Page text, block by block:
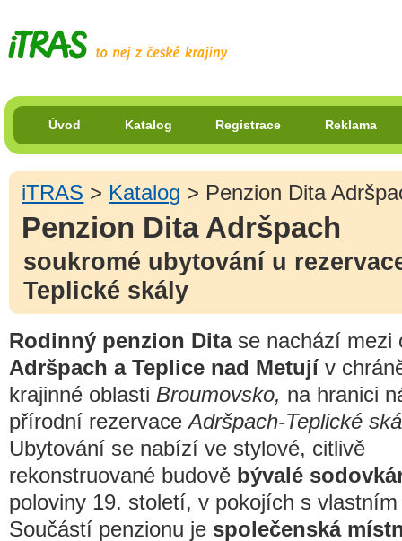
Úvod Katalog Registrace Reklama
iTRAS > Katalog > Penzion Dita
Penzion Dita Adršpach
soukromé ubytování u
Teplické skály
Rodinný penzion Ditase nachází mezi
Adršpach a Teplice nad Metujív
krajinné oblasti Broumovsko, na hranici
přírodní rezervaceAdršpach-Teplické
Ubytování se nabízí ve stylové, citlivě
rekonstruované budově bývalé
poloviny 19. století, v pokojích s
Součástí penzionu je společenská